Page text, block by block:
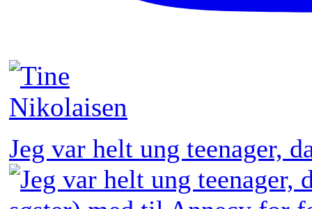
Jeg var helt ung teenager,